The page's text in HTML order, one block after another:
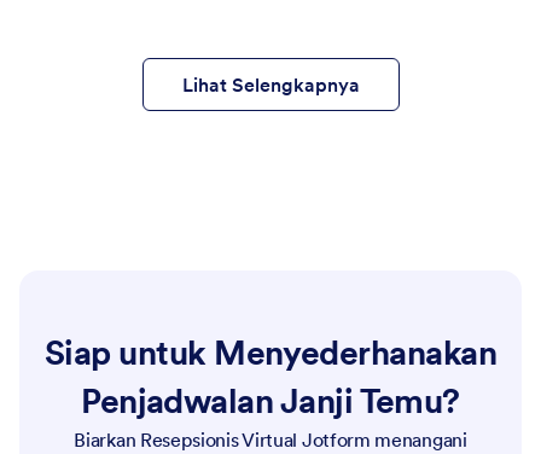
Lihat Selengkapnya
Siap untuk Menyederhanakan
Penjadwalan Janji Temu?
Biarkan Resepsionis Virtual Jotform menangani